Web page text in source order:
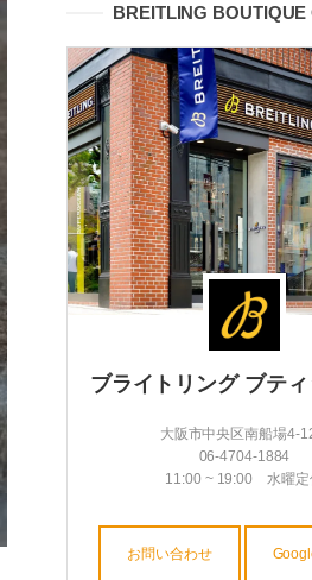
BREITLING
ブライトリング ブテ
大阪市中央区南船場4-
06-4704-1884
11:00 ~ 19:00 水曜定
お問い合わせ